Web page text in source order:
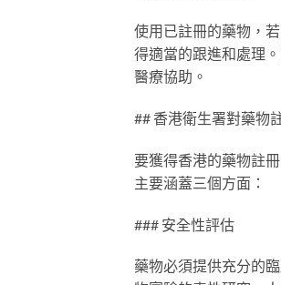
使用已註冊的藥物，
得適當的跟進和處理
醫療協助。
## 香港衛生署對藥物
要獲得香港的藥物註
主要涵蓋三個方面：
### 安全性評估
藥物必須提供充分的